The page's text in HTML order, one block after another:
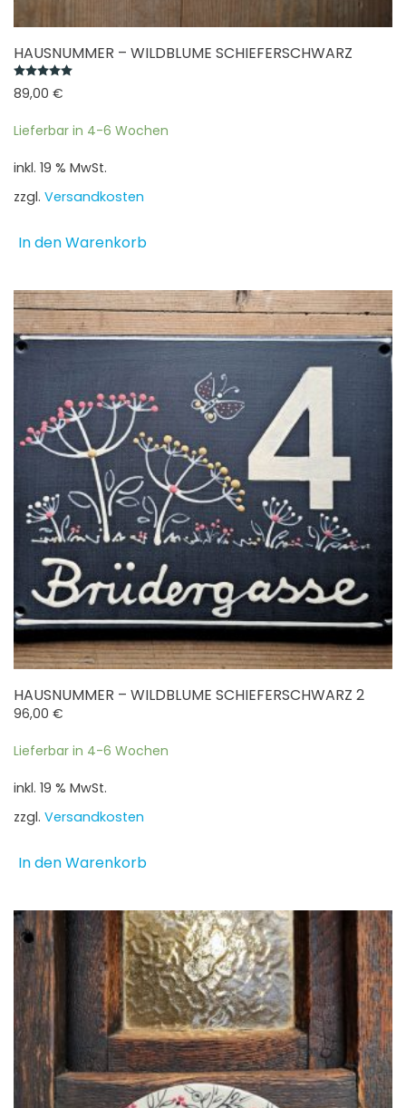
HAUSNUMMER – WILDBLUME SCHIEFERSCHWARZ
89,00 €
Lieferbar in 4-6 Wochen
inkl. 19 % MwSt.
zzgl. Versandkosten
In den Warenkorb
HAUSNUMMER – WILDBLUME SCHIEFERSCHWARZ 2
96,00 €
Lieferbar in 4-6 Wochen
inkl. 19 % MwSt.
zzgl. Versandkosten
In den Warenkorb